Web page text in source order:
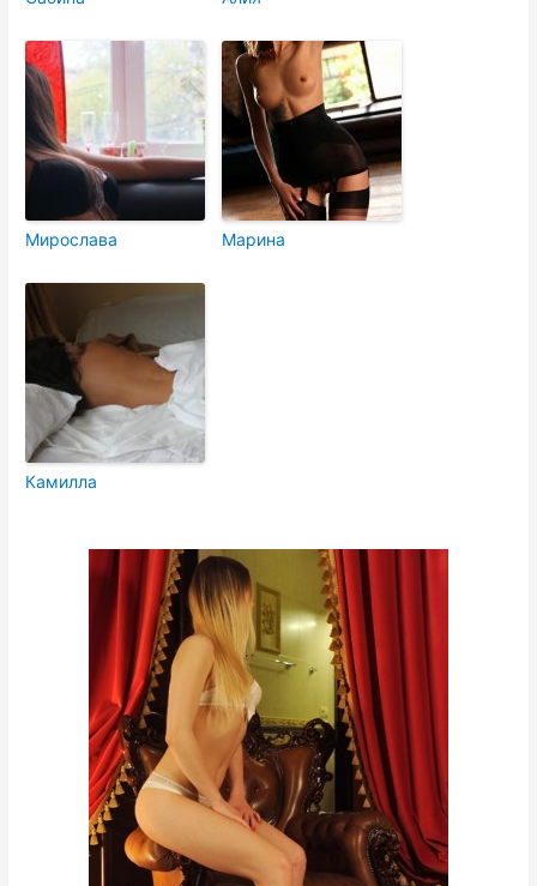
Мирослава Марина
Камилла